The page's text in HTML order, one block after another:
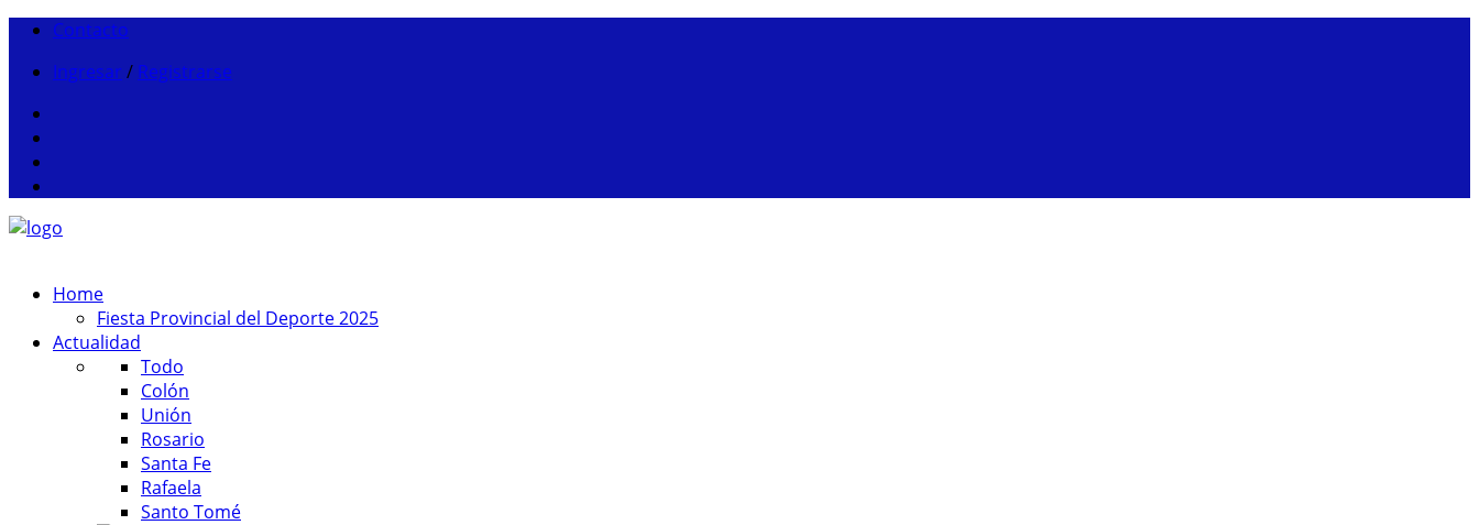
Contacto
Ingresar / Registrarse
Home
Fiesta Provincial del Deporte 2025
Actualidad
Todo
Colón
Unión
Rosario
Santa Fe
Rafaela
Santo Tomé